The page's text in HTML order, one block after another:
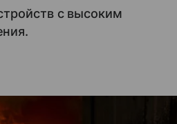
с высоким